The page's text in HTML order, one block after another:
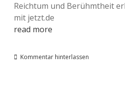
Reichtum und Berühmtheit
mit jetzt.de
read more
Kommentar hinterlassen